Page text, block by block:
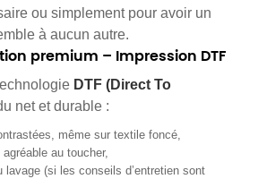
ou simplement pour avoir un
à aucun autre.
premium – Impression DTF
DTF (Direct To
net et durable :
même sur textile foncé,
au toucher,
lavage (si les conseils d’entretien sont